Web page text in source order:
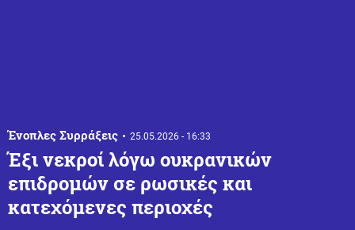
Ένοπλες Συρράξεις 25.05.2026 - 16:33
Έξι νεκροί λόγω ουκρανικών
επιδρομών σε ρωσικές και
κατεχόμενες περιοχές